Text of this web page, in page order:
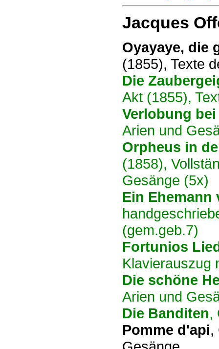
Jacques
Oyayaye, die
(1855), Texte
Die
Akt (1855),
Verlobung
Arien und
Orpheus in
(1858),
Gesänge (5x)
Ein Ehemann
(gem.geb.7)
Fortunios
Klavierauszug
Die schöne
Arien und
Die Banditen,
Pomme d'api,